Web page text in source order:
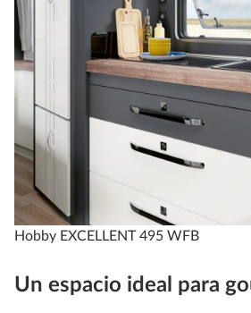
Hobby EXCELLENT 495 WFB
Un espacio ideal para